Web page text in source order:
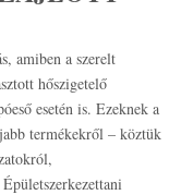
amiben a szerelt
hőszigetelő
esetén is. Ezeknek a
termékekről – köztük